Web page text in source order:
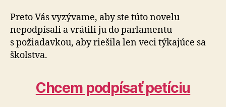
Preto Vás vyzývame, aby ste túto novelu
nepodpísali a vrátili ju do parlamentu
s požiadavkou, aby riešila len veci týkajúce sa
školstva.
Chcem podpísať petíciu